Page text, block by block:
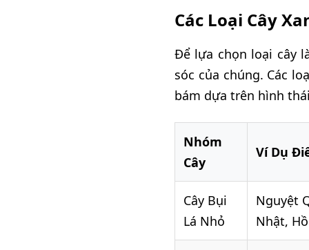
Các Loại Cây
Để lựa chọn loại cây
sóc của chúng. Các
bám dựa trên hình
Nhóm
Cây
Ví Dụ
Cây Bụi
Lá Nhỏ
Nguyệt
Nhật,